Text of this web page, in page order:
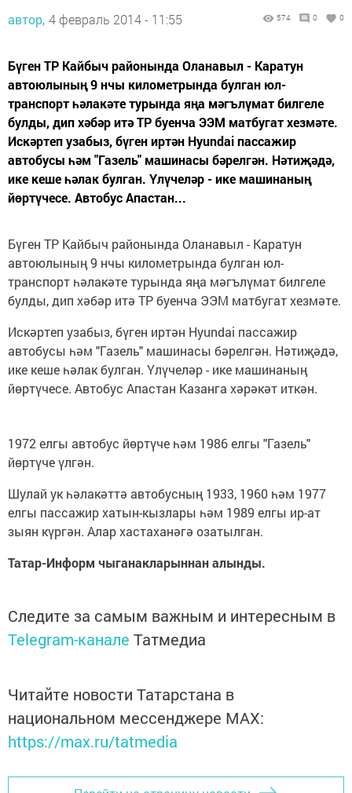
автор, 4 февраль 2014 - 11:55 574 0 0
Бүген ТР Кайбыч районында Оланавыл - Каратун
автоюлының 9 нчы километрында булган юл-
транспорт һәлакәте турында яңа мәгълүмат билгеле
булды, дип хәбәр итә ТР буенча ЭЭМ матбугат хезмәте.
Искәртеп узабыз, бүген иртән Hyundai пассажир
автобусы һәм "Газель" машинасы бәрелгән. Нәтиҗәдә,
ике кеше һәлак булган. Үлүчеләр - ике машинаның
йөртүчесе. Автобус Апастан...
Бүген ТР Кайбыч районында Оланавыл - Каратун
автоюлының 9 нчы километрында булган юл-
транспорт һәлакәте турында яңа мәгълүмат билгеле
булды, дип хәбәр итә ТР буенча ЭЭМ матбугат хезмәте.
Искәртеп узабыз, бүген иртән Hyundai пассажир
автобусы һәм "Газель" машинасы бәрелгән. Нәтиҗәдә,
ике кеше һәлак булган. Үлүчеләр - ике машинаның
йөртүчесе. Автобус Апастан Казанга хәрәкәт иткән.
1972 елгы автобус йөртүче һәм 1986 елгы "Газель"
йөртүче үлгән.
Шулай ук һәлакәттә автобусның 1933, 1960 һәм 1977
елгы пассажир хатын-кызлары һәм 1989 елгы ир-ат
зыян күргән. Алар хастаханәгә озатылган.
Татар-Информ чыганакларыннан алынды.
Следите за самым важным и интересным в
Telegram-канале Татмедиа
Читайте новости Татарстана в
национальном мессенджере MАХ:
https://max.ru/tatmedia